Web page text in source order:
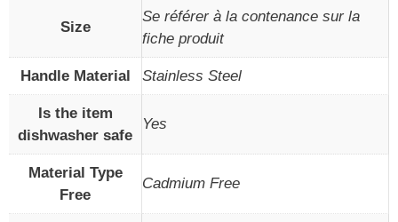
Size
Se référer à la contenance sur la
fiche produit
Handle Material Stainless Steel
Is the item
dishwasher safe
Yes
Material Type
Free
Cadmium Free